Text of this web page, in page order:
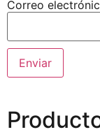
Correo